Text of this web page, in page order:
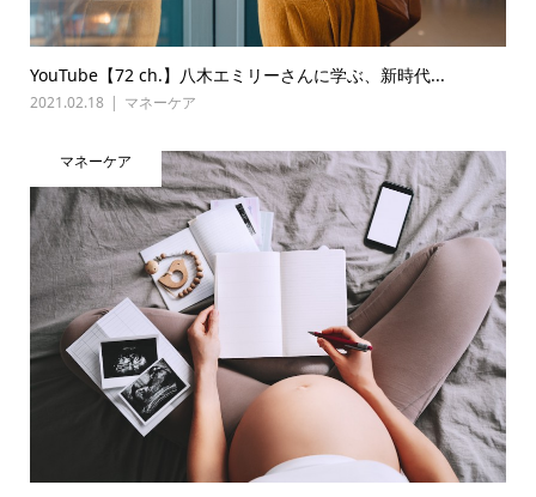
YouTube【72 ch.】八木エミリーさんに学ぶ、新時代...
2021.02.18 マネーケア
マネーケア